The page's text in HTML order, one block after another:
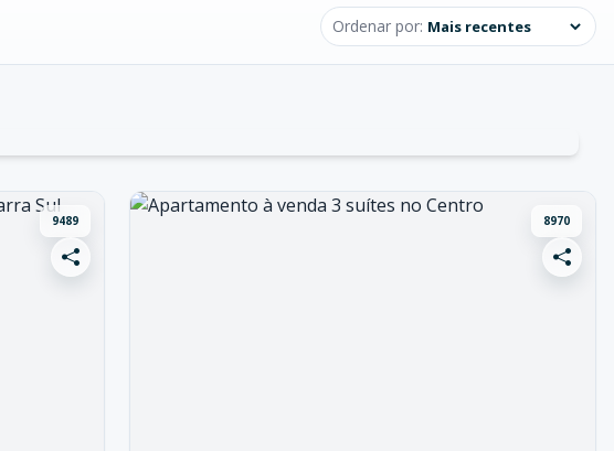
Ordenar por:
9489 8970